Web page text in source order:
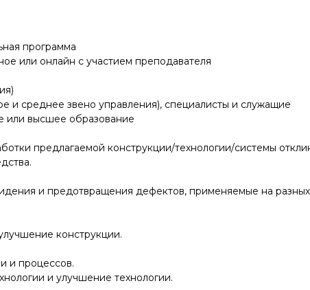
программа
или онлайн с участием преподавателя
и среднее звено управления), специалисты и служащие
или высшее образование
предлагаемой конструкции/технологии/системы
и предотвращения дефектов, применяемые на
конструкции.
и процессов.
и улучшение технологии.